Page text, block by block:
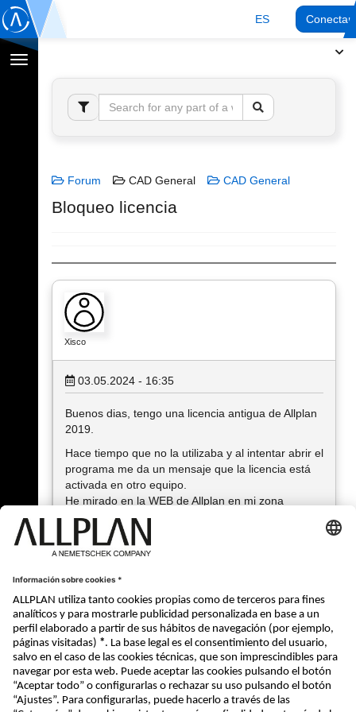
ES
Cambiar
navegación
Forum CAD General CAD General
Bloqueo licencia
Xisco
03.05.2024 - 16:35
Buenos dias, tengo una licencia antigua de Allplan
2019.
Hace tiempo que no la utilizaba y al intentar abrir el
programa me da un mensaje que la licencia está
activada en otro equipo.
He mirado en la WEB de Allplan en mi zona
personal y me indica que dicha licencia está
activada en mi equipo. No entiendo que pasa
Alguien me puede ayudar?
Gracias
« Atrás